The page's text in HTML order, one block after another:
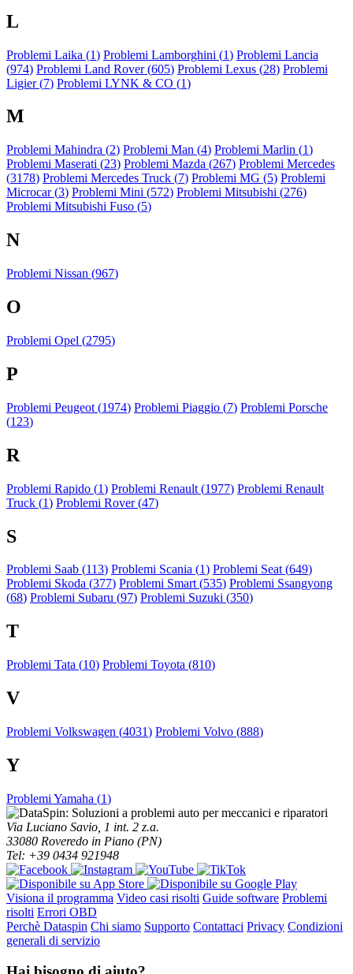
L
Problemi Laika (1) Problemi Lamborghini (1) Problemi Lancia
(974) Problemi Land Rover (605) Problemi Lexus (28) Problemi
Ligier (7) Problemi LYNK & CO (1)
M
Problemi Mahindra (2) Problemi Man (4) Problemi Marlin (1)
Problemi Maserati (23) Problemi Mazda (267) Problemi Mercedes
(3178) Problemi Mercedes Truck (7) Problemi MG (5) Problemi
Microcar (3) Problemi Mini (572) Problemi Mitsubishi (276)
Problemi Mitsubishi Fuso (5)
N
Problemi Nissan (967)
O
Problemi Opel (2795)
P
Problemi Peugeot (1974) Problemi Piaggio (7) Problemi Porsche
(123)
R
Problemi Rapido (1) Problemi Renault (1977) Problemi Renault
Truck (1) Problemi Rover (47)
S
Problemi Saab (113) Problemi Scania (1) Problemi Seat (649)
Problemi Skoda (377) Problemi Smart (535) Problemi Ssangyong
(68) Problemi Subaru (97) Problemi Suzuki (350)
T
Problemi Tata (10) Problemi Toyota (810)
V
Problemi Volkswagen (4031) Problemi Volvo (888)
Y
Problemi Yamaha (1)
Via Luciano Savio, 1 int. 2 z.a.
33080 Roveredo in Piano (PN)
Tel: +39 0434 921948
Visiona il programma Video casi risolti Guide software Problemi
risolti Errori OBD
Perchè Dataspin Chi siamo Supporto Contattaci Privacy Condizioni
generali di servizio